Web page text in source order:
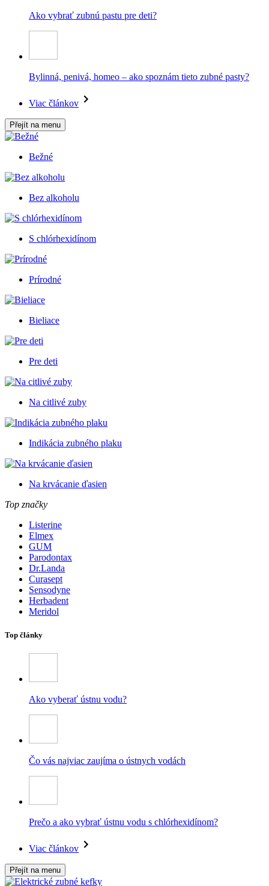
Ako vybrať zubnú pastu pre deti?
Bylinná, penivá, homeo – ako spoznám tieto zubné pasty?
Viac článkov
Přejít na menu
Bežné
Bez alkoholu
S chlórhexidínom
Prírodné
Bieliace
Pre deti
Na citlivé zuby
Indikácia zubného plaku
Na krvácanie ďasien
Top značky
Listerine
Elmex
GUM
Parodontax
Dr.Landa
Curasept
Sensodyne
Herbadent
Meridol
Top články
Ako vyberať ústnu vodu?
Čo vás najviac zaujíma o ústnych vodách
Prečo a ako vybrať ústnu vodu s chlórhexidínom?
Viac článkov
Přejít na menu